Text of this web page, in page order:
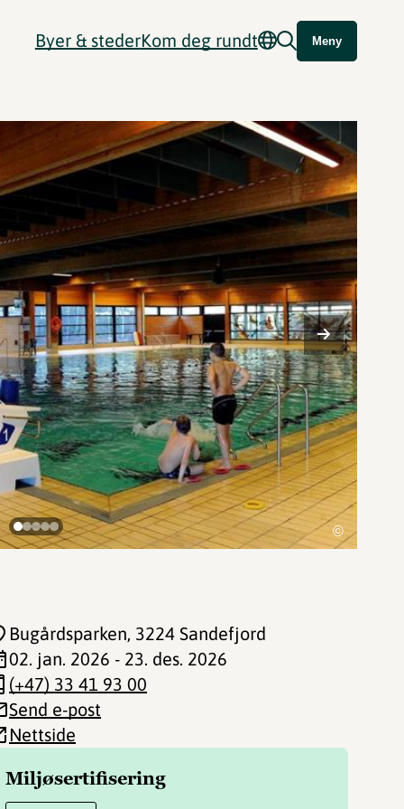
Byer & stederKom deg rundt Meny
©
Bugårdsparken, 3224 Sandefjord
02. jan. 2026 - 23. des. 2026
(+47) 33 41 93 00
Send e-post
Nettside
Miljøsertifisering